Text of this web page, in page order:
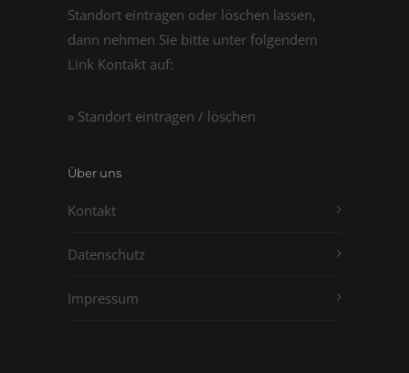
Standort eintragen oder löschen lassen,
dann nehmen Sie bitte unter folgendem
Link Kontakt auf:
» Standort eintragen / löschen
Über uns
Kontakt
Datenschutz
Impressum